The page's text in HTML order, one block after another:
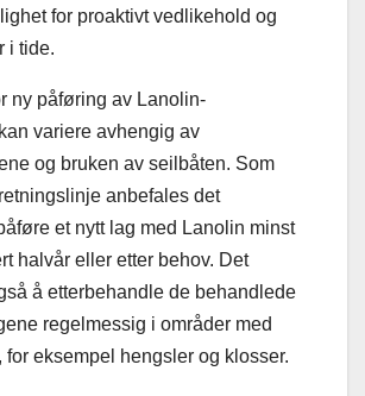
for proaktivt vedlikehold og
i tide.
ny påføring av Lanolin-
variere avhengig av
og bruken av seilbåten. Som
anbefales det
et nytt lag med Lanolin minst
halvår eller etter behov. Det
å etterbehandle de behandlede
regelmessig i områder med
for eksempel hengsler og klosser.